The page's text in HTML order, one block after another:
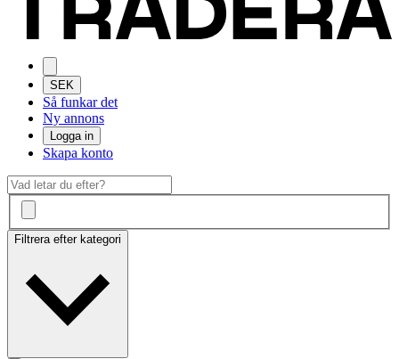
SEK
Så funkar det
Ny annons
Logga in
Skapa konto
Filtrera efter kategori